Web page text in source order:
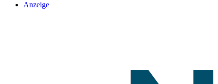
Anzeige